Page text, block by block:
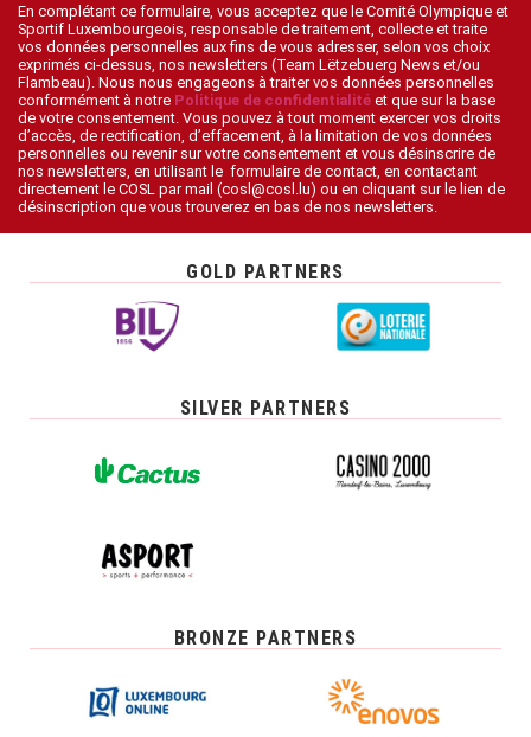
En complétant ce formulaire, vous acceptez que le Comité Olympique et
Sportif Luxembourgeois, responsable de traitement, collecte et traite
vos données personnelles aux fins de vous adresser, selon vos choix
exprimés ci-dessus, nos newsletters (Team Lëtzebuerg News et/ou
Flambeau). Nous nous engageons à traiter vos données personnelles
conformément à notre Politique de confidentialité et que sur la base
de votre consentement. Vous pouvez à tout moment exercer vos droits
d’accès, de rectification, d’effacement, à la limitation de vos données
personnelles ou revenir sur votre consentement et vous désinscrire de
nos newsletters, en utilisant le formulaire de contact, en contactant
directement le COSL par mail (cosl@cosl.lu) ou en cliquant sur le lien de
désinscription que vous trouverez en bas de nos newsletters.
GOLD PARTNERS
SILVER PARTNERS
BRONZE PARTNERS